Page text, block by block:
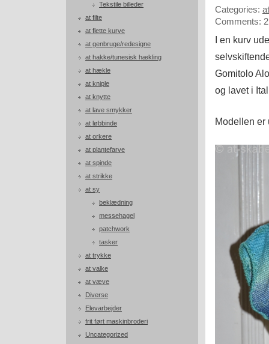
Tekstile billeder
at filte
at flette kurve
at genbruge/redesigne
at hakke/tunesisk hækling
at hækle
at kniple
at knytte
at lave smykker
at løbbinde
at orkere
at plantefarve
at spinde
at strikke
at sy
beklædning
messehagel
patchwork
tasker
at trykke
at valke
at væve
Diverse
Elevarbejder
frit ført maskinbroderi
Uncategorized
Categories:
Comments: 2
I en kurv
Gomitolo
og lavet i
Modellen er